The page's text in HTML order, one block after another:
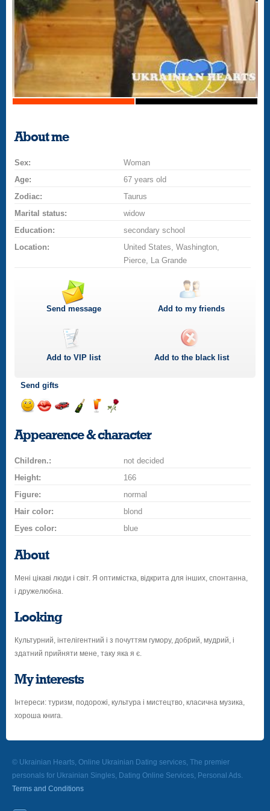
About me
Sex:
Woman
Age:
67 years old
Zodiac:
Taurus
Marital status:
widow
Education:
secondary school
Location:
United States, Washington,
Pierce, La Grande
Send message Add to my friends
Add toVIP list Add to the black list
Send gifts
smile
a
champagne
drinkflower
Appearence & character
Children.:
not decided
Height:
166
Figure:
normal
Hair color:
blond
Eyes color:
blue
About
Мені цікаві люди і світ. Я оптимістка, відкрита для інших, спонтанна,
і дружелюбна.
Looking
Культурний, інтелігентний і з почуттям гумору, добрий, мудрий, і
здатний прийняти мене, таку яка я є.
My interests
Інтереси: туризм, подорожі, культура і мистецтво, класична музика,
хороша книга.
© Ukrainian Hearts, Online Ukrainian Dating services, The premier
personals for Ukrainian Singles, Dating Online Services, Personal Ads.
Terms and Conditions